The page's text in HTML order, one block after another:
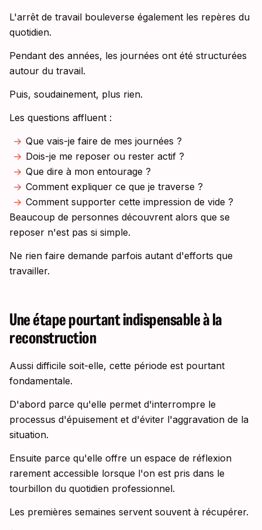
L'arrêt de travail bouleverse également les repères du
quotidien.
Pendant des années, les journées ont été structurées
autour du travail.
Puis, soudainement, plus rien.
Les questions affluent :
Que vais-je faire de mes journées ?
Dois-je me reposer ou rester actif ?
Que dire à mon entourage ?
Comment expliquer ce que je traverse ?
Comment supporter cette impression de vide ?
Beaucoup de personnes découvrent alors que se
reposer n'est pas si simple.
Ne rien faire demande parfois autant d'efforts que
travailler.
Une étape pourtant indispensable à la
reconstruction
Aussi difficile soit-elle, cette période est pourtant
fondamentale.
D'abord parce qu'elle permet d'interrompre le
processus d'épuisement et d'éviter l'aggravation de la
situation.
Ensuite parce qu'elle offre un espace de réflexion
rarement accessible lorsque l'on est pris dans le
tourbillon du quotidien professionnel.
Les premières semaines servent souvent à récupérer.